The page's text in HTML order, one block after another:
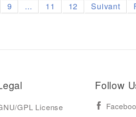
9 ... 11 12 Suivant
GPL License
Follow